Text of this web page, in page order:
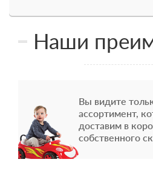
Наши
Вы видите
ассортимент,
доставим в
собственного